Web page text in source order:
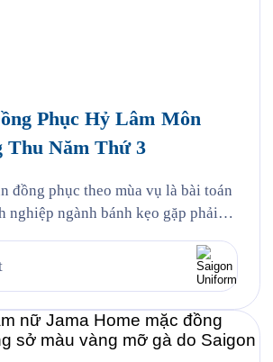
Phục Hỷ Lâm Môn
Thu Năm Thứ 3
đồng phục theo mùa vụ là bài toán
nghiệp ngành bánh kẹo gặp phải
mùa bánh Trung Thu về, Hỷ Lâm
Uniform chuẩn bị một bộ đồng